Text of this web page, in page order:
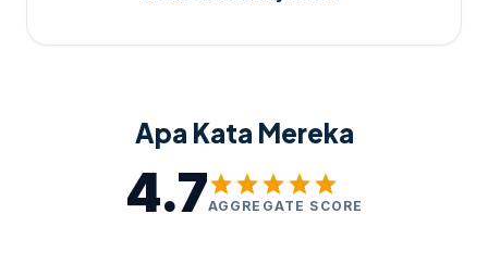
Apa Kata Mereka
4.7starstarstarstarstar
AGGREGATE SCORE